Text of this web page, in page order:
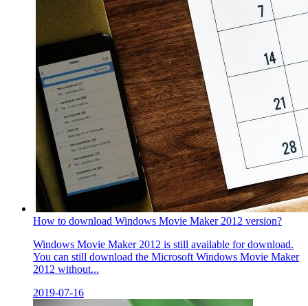
How to download Windows Movie Maker 2012 version?
Windows Movie Maker 2012 is still available for download.
You can still download the Microsoft Windows Movie Maker
2012 without...
2019-07-16